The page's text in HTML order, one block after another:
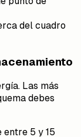
del cuadro
Las más
debes
5 y 15